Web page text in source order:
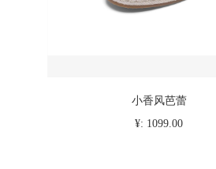
小香风芭蕾
¥: 1099.00